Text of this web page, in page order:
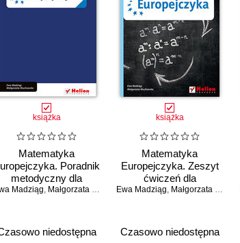
książka
Matematyka
Poradnik
metodyczny dla
matematyki
Madziąg, Małgorzata Muchowska
niedostępna
książka
Matematyka
Europejczyka. Zeszyt
ćwiczeń dla
gimnazjum. Klasa 3.
Ewa Madziąg, Małgorzata Muchowska
Czasowo niedostępna